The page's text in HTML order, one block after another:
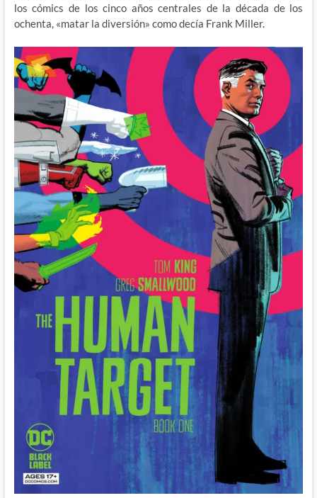
los cómics de los cinco años centrales de la década de los
ochenta, «matar la diversión» como decía Frank Miller.